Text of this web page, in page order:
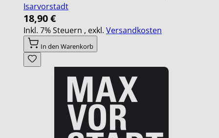
Isarvorstadt
18,90 €
Inkl. 7% Steuern , exkl. Versandkosten
In den Warenkorb